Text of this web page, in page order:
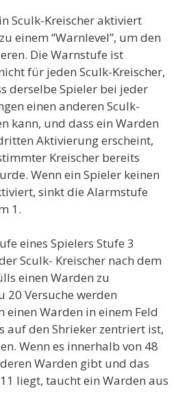
Sculk-Kreischer aktiviert
einem “Warnlevel”, um den
Die Warnstufe ist
für jeden Sculk-Kreischer,
derselbe Spieler bei jeder
einen anderen Sculk-
kann, und dass ein Warden
Aktivierung erscheint,
Kreischer bereits
Wenn ein Spieler keinen
sinkt die Alarmstufe
1.
eines Spielers Stufe 3
Sculk- Kreischer nach dem
einen Warden zu
20 Versuche werden
einen Warden in einem Feld
auf den Shrieker zentriert ist,
Wenn es innerhalb von 48
Warden gibt und das
liegt, taucht ein Warden aus